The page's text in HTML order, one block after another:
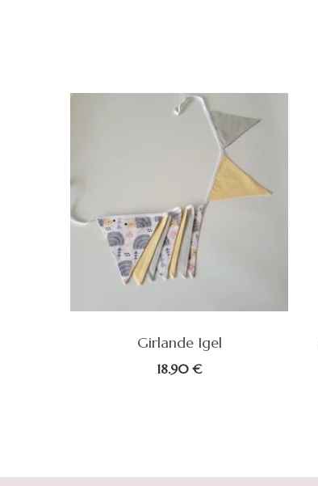
Girlande Igel
18.90€